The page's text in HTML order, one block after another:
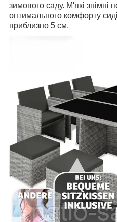
зимового саду. М'які знімні
оптимального комфорту
приблизно 5 см.